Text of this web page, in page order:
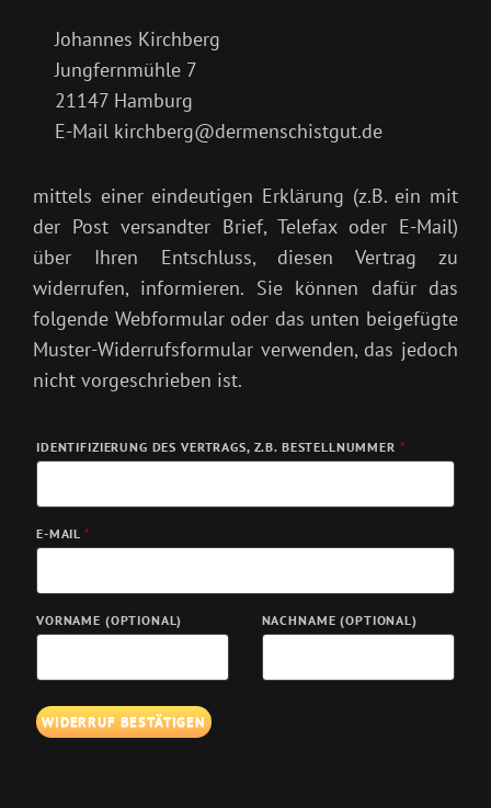
Johannes Kirchberg
Jungfernmühle 7
21147 Hamburg
E-Mail kirchberg@dermenschistgut.de
mittels einer eindeutigen Erklärung (z.B. ein mit
der Post versandter Brief, Telefax oder E-Mail)
über Ihren Entschluss, diesen Vertrag zu
widerrufen, informieren. Sie können dafür das
folgende Webformular oder das unten beigefügte
Muster-Widerrufsformular verwenden, das jedoch
nicht vorgeschrieben ist.
IDENTIFIZIERUNG DES VERTRAGS, Z.B. BESTELLNUMMER *
E-MAIL *
E
-
I
VORNAME (OPTIONAL) NACHNAME(OPTIONAL)
WIDERRUF BESTÄTIGEN